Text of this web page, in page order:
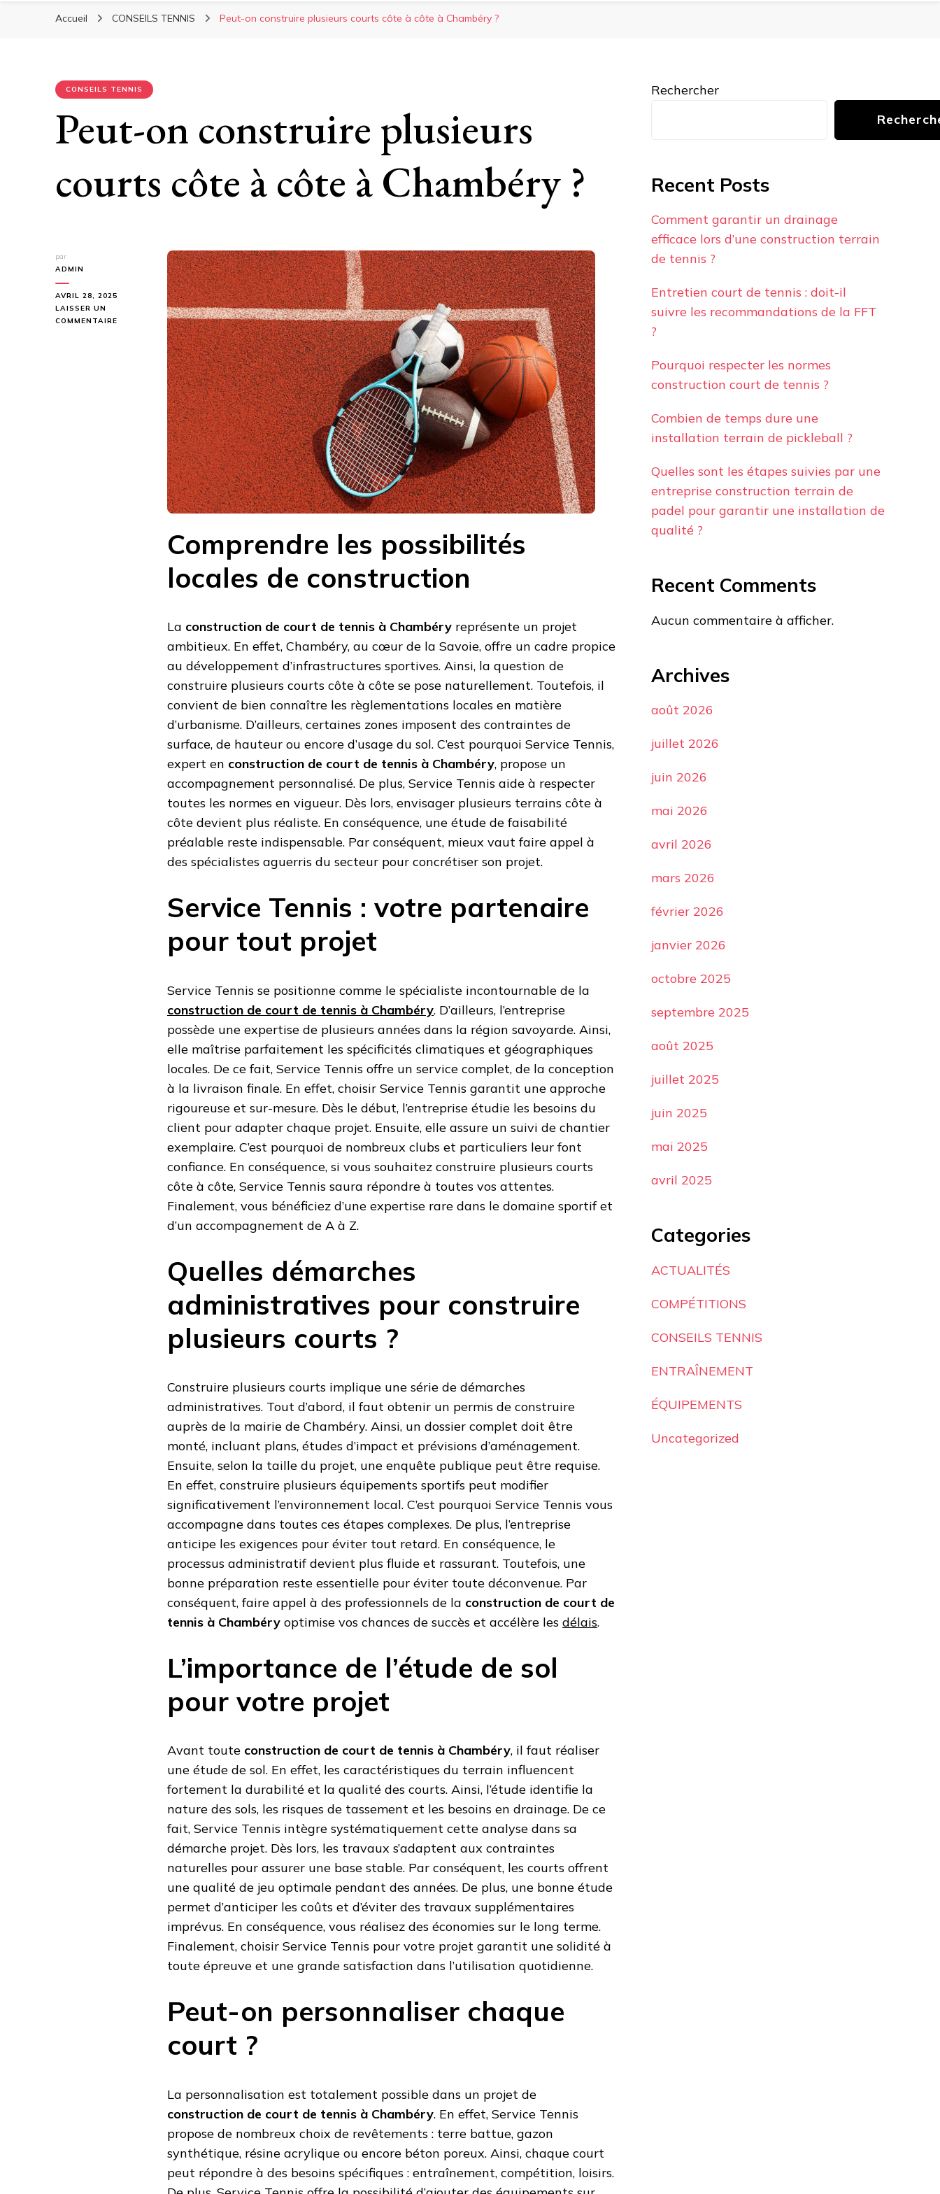
Accueil CONSEILS TENNIS Peut-on construire plusieurs courts côte à côte à Chambéry ?
CONSEILS TENNIS
Peut-on construire plusieurs
courts côte à côte à Chambéry ?
par
ADMIN
AVRIL 28, 2025
LAISSER UN
COMMENTAIRE
CONSTRUIRE
Comprendre les possibilités
locales de construction
La construction de court de tennis à Chambéry représente un projet
ambitieux. En effet, Chambéry, au cœur de la Savoie, offre un cadre propice
au développement d’infrastructures sportives. Ainsi, la question de
construire plusieurs courts côte à côte se pose naturellement. Toutefois, il
convient de bien connaître les règlementations locales en matière
d’urbanisme. D’ailleurs, certaines zones imposent des contraintes de
surface, de hauteur ou encore d’usage du sol. C’est pourquoi Service Tennis,
expert en construction de court de tennis à Chambéry, propose un
accompagnement personnalisé. De plus, Service Tennis aide à respecter
toutes les normes en vigueur. Dès lors, envisager plusieurs terrains côte à
côte devient plus réaliste. En conséquence, une étude de faisabilité
préalable reste indispensable. Par conséquent, mieux vaut faire appel à
des spécialistes aguerris du secteur pour concrétiser son projet.
Service Tennis : votre partenaire
pour tout projet
Service Tennis se positionne comme le spécialiste incontournable de la
construction de court de tennis à Chambéry. D’ailleurs, l’entreprise
possède une expertise de plusieurs années dans la région savoyarde. Ainsi,
elle maîtrise parfaitement les spécificités climatiques et géographiques
locales. De ce fait, Service Tennis offre un service complet, de la conception
à la livraison finale. En effet, choisir Service Tennis garantit une approche
rigoureuse et sur-mesure. Dès le début, l’entreprise étudie les besoins du
client pour adapter chaque projet. Ensuite, elle assure un suivi de chantier
exemplaire. C’est pourquoi de nombreux clubs et particuliers leur font
confiance. En conséquence, si vous souhaitez construire plusieurs courts
côte à côte, Service Tennis saura répondre à toutes vos attentes.
Finalement, vous bénéficiez d’une expertise rare dans le domaine sportif et
d’un accompagnement de A à Z.
Quelles démarches
administratives pour construire
plusieurs courts ?
Construire plusieurs courts implique une série de démarches
administratives. Tout d’abord, il faut obtenir un permis de construire
auprès de la mairie de Chambéry. Ainsi, un dossier complet doit être
monté, incluant plans, études d’impact et prévisions d’aménagement.
Ensuite, selon la taille du projet, une enquête publique peut être requise.
En effet, construire plusieurs équipements sportifs peut modifier
significativement l’environnement local. C’est pourquoi Service Tennis vous
accompagne dans toutes ces étapes complexes. De plus, l’entreprise
anticipe les exigences pour éviter tout retard. En conséquence, le
processus administratif devient plus fluide et rassurant. Toutefois, une
bonne préparation reste essentielle pour éviter toute déconvenue. Par
conséquent, faire appel à des professionnels de la construction de court de
tennis à Chambéry optimise vos chances de succès et accélère les délais.
L’importance de l’étude de sol
pour votre projet
Avant toute construction de court de tennis à Chambéry, il faut réaliser
une étude de sol. En effet, les caractéristiques du terrain influencent
fortement la durabilité et la qualité des courts. Ainsi, l’étude identifie la
nature des sols, les risques de tassement et les besoins en drainage. De ce
fait, Service Tennis intègre systématiquement cette analyse dans sa
démarche projet. Dès lors, les travaux s’adaptent aux contraintes
naturelles pour assurer une base stable. Par conséquent, les courts offrent
une qualité de jeu optimale pendant des années. De plus, une bonne étude
permet d’anticiper les coûts et d’éviter des travaux supplémentaires
imprévus. En conséquence, vous réalisez des économies sur le long terme.
Finalement, choisir Service Tennis pour votre projet garantit une solidité à
toute épreuve et une grande satisfaction dans l’utilisation quotidienne.
Peut-on personnaliser chaque
court ?
La personnalisation est totalement possible dans un projet de
construction de court de tennis à Chambéry. En effet, Service Tennis
propose de nombreux choix de revêtements : terre battue, gazon
synthétique, résine acrylique ou encore béton poreux. Ainsi, chaque court
peut répondre à des besoins spécifiques : entraînement, compétition, loisirs.
Rechercher
Recent Posts
Comment garantir un drainage
efficace lors d’une construction terrain
de tennis ?
Entretien court de tennis : doit-il
suivre les recommandations de la FFT
?
Pourquoi respecter les normes
construction court de tennis ?
Combien de temps dure une
installation terrain de pickleball ?
Quelles sont les étapes suivies par une
entreprise construction terrain de
padel pour garantir une installation de
qualité ?
Recent Comments
Aucun commentaire à afficher.
Archives
août 2026
juillet 2026
juin 2026
mai 2026
avril 2026
mars 2026
février 2026
janvier 2026
octobre 2025
septembre 2025
août 2025
juillet 2025
juin 2025
mai 2025
avril 2025
Categories
ACTUALITÉS
COMPÉTITIONS
CONSEILS TENNIS
ENTRAÎNEMENT
ÉQUIPEMENTS
Uncategorized